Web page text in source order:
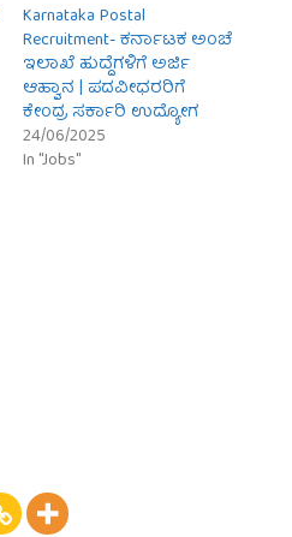
Karnataka Postal
Recruitment- ಕರ್ನಾಟಕ ಅಂಚೆ
ಇಲಾಖೆ ಹುದ್ದೆಗಳಿಗೆ ಅರ್ಜಿ
ಆಹ್ವಾನ | ಪದವೀಧರರಿಗೆ
ಕೇಂದ್ರ ಸರ್ಕಾರಿ ಉದ್ಯೋಗ
24/06/2025
In "Jobs"